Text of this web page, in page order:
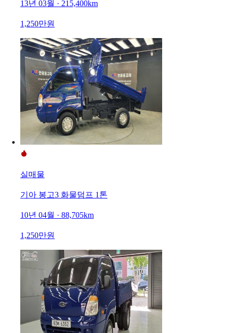
13년 03월 · 215,400km
1,250만원
실매물
기아 봉고3 화물덤프 1톤
10년 04월 · 88,705km
1,250만원